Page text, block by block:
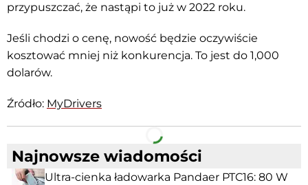
przypuszczać, że nastąpi to już w 2022 roku.
Jeśli chodzi o cenę, nowość będzie oczywiście
kosztować mniej niż konkurencja. To jest do 1,000
dolarów.
Źródło: MyDrivers
Facebook Telegram
Najnowsze wiadomości
Ultra-cienka ładowarka Pandaer PTC16: 80 W